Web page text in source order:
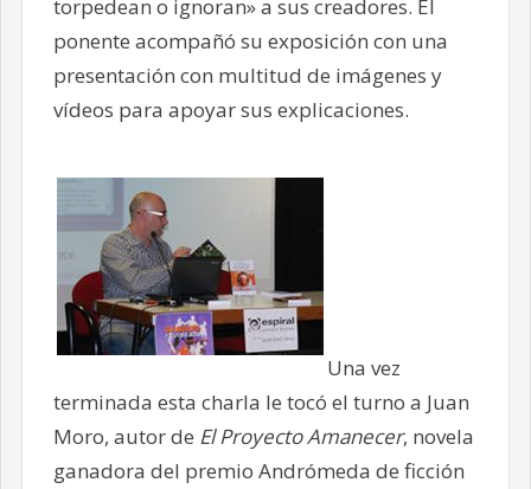
torpedean o ignoran» a sus creadores. El
ponente acompañó su exposición con una
presentación con multitud de imágenes y
vídeos para apoyar sus explicaciones.
Una vez
terminada esta charla le tocó el turno a Juan
Moro, autor de El Proyecto Amanecer, novela
ganadora del premio Andrómeda de ficción